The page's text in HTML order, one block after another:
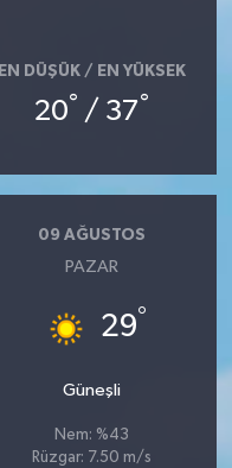
EN DÜŞÜK / EN YÜKSEK
20° / 37°
09 AĞUSTOS
PAZAR
29°
Güneşli
Nem: %43
Rüzgar: 7.50 m/s